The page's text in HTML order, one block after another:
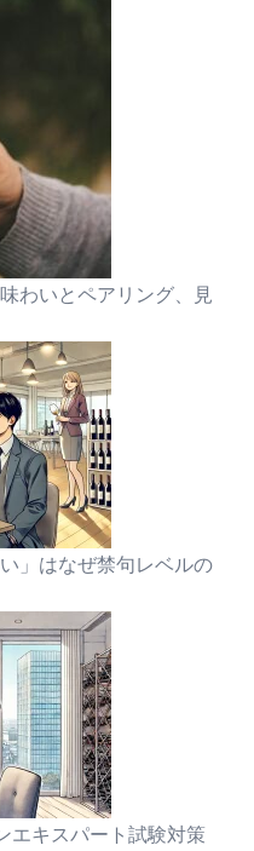
わいとペアリング、見
」はなぜ禁句レベルの
エキスパート試験対策